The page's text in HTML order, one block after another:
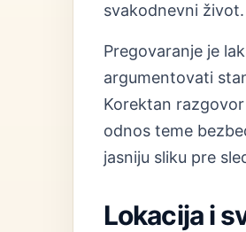
svakodnevni život.
Pregovaranje je
argumentovati
Korektan
odnos teme
jasniju sliku pre
Lokacija i